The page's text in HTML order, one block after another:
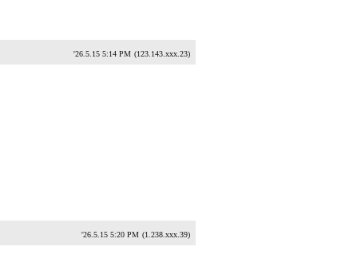
'26.5.15 5:14 PM (123.143.xxx.23)
'26.5.15 5:20 PM (1.238.xxx.39)